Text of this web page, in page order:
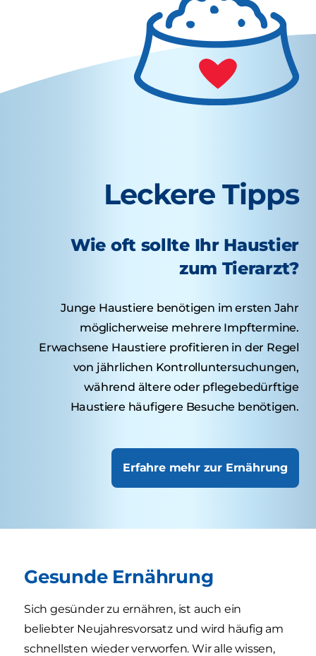
Leckere Tipps
Wie oft sollte Ihr Haustier
zum Tierarzt?
Junge Haustiere benötigen im ersten Jahr
möglicherweise mehrere Impftermine.
Erwachsene Haustiere profitieren in der Regel
von jährlichen Kontrolluntersuchungen,
während ältere oder pflegebedürftige
Haustiere häufigere Besuche benötigen.
Erfahre mehr zur Ernährung
Gesunde Ernährung
Sich gesünder zu ernähren, ist auch ein
beliebter Neujahresvorsatz und wird häufig am
schnellsten wieder verworfen. Wir alle wissen,